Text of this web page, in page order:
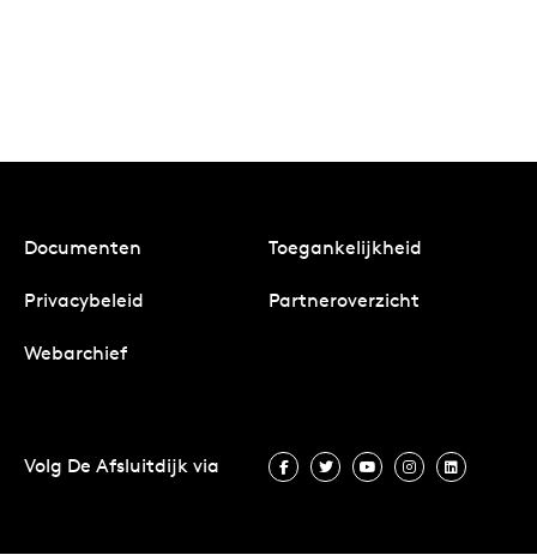
Documenten Toegankelijkheid
Privacybeleid Partneroverzicht
Webarchief
Volg De Afsluitdijk via Volg De Afsluitdijk via Facebook
Volg De Afsluitdijk via
Volg De Afsluitdijk via
Volg De